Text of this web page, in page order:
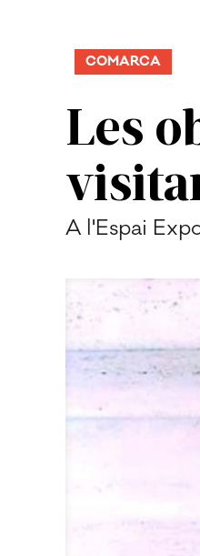
Les
COMARCA
A l'Espai